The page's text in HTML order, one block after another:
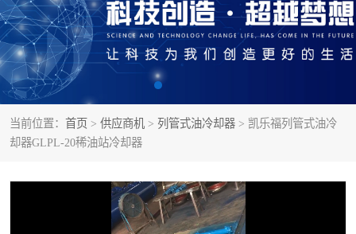
当前位置： 首页 > 供应商机 > 列管式油冷却器 > 凯乐福列管式油冷
却器GLPL-20稀油站冷却器
齿轮泵 机床冷却泵
风冷式油冷却器 叶片泵
液压马达
柱塞泵 方向阀
电机